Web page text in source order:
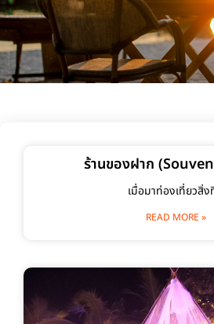
ร้านของฝาก
เมื่อมาท่องเที่ยวสิ่
READ MORE »